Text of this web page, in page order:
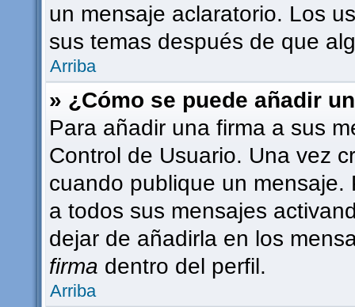
un mensaje aclaratorio. Los
sus temas después de que
Arriba
» ¿Cómo se puede añadir
Para añadir una firma a sus
Control de Usuario. Una vez
cuando publique un
a todos sus mensajes
dejar de añadirla en los
firma dentro del perfil.
Arriba